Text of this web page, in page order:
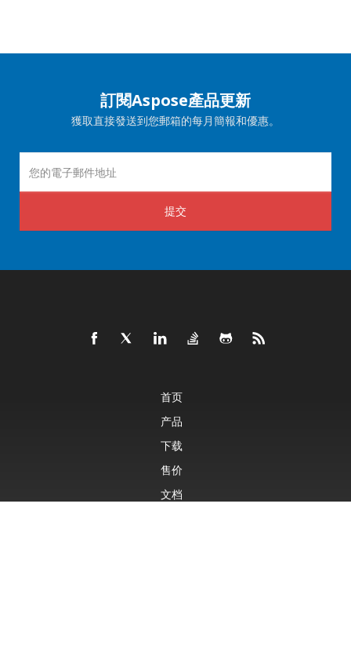
訂閱Aspose產品更新
獲取直接發送到您郵箱的每月簡報和優惠。
提交
首页
产品
下载
售价
文档